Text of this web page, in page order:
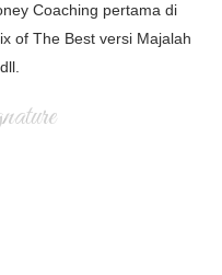
Coaching pertama di
of The Best versi Majalah